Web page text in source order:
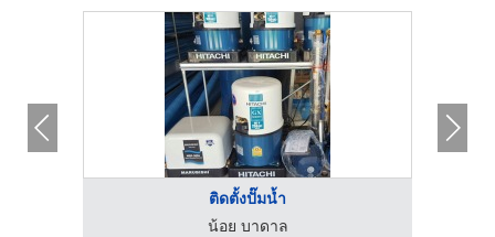
ติดตั้งปั๊มน้ำ
น้อย บาดาล